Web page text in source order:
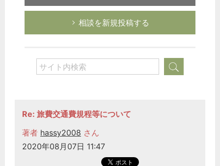
相談を新規投稿する
Re: 旅費交通費規程等について
著者 hassy2008 さん
2020年08月07日 11:47